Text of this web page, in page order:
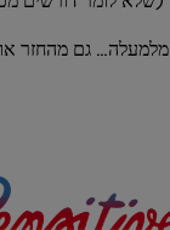
מלמעלה… גם מהחזר